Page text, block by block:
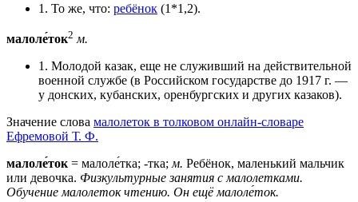
1. То же, что: ребёнок (1*1,2).
малоле́ток2 м.
1. Молодой казак, еще не служивший на действительной
военной службе (в Российском государстве до 1917 г. —
у донских, кубанских, оренбургских и других казаков).
Значение слова малолеток в толковом онлайн-словаре
Ефремовой Т. Ф.
малоле́ток = малоле́тка; -тка; м. Ребёнок, маленький мальчик
или девочка. Физкультурные занятия с малолетками.
Обучение малолеток чтению. Он ещё малоле́ток.